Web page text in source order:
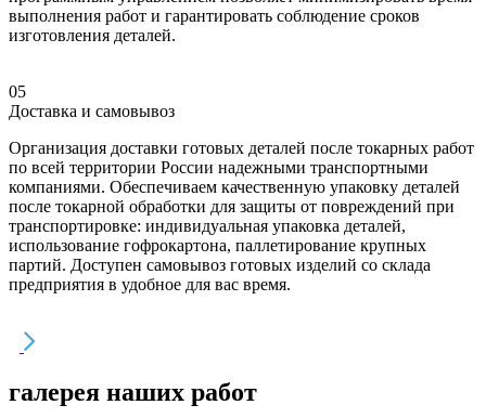
выполнения работ и гарантировать соблюдение сроков
изготовления деталей.
05
Доставка и самовывоз
Организация доставки готовых деталей после токарных работ
по всей территории России надежными транспортными
компаниями. Обеспечиваем качественную упаковку деталей
после токарной обработки для защиты от повреждений при
транспортировке: индивидуальная упаковка деталей,
использование гофрокартона, паллетирование крупных
партий. Доступен самовывоз готовых изделий со склада
предприятия в удобное для вас время.
галерея наших работ